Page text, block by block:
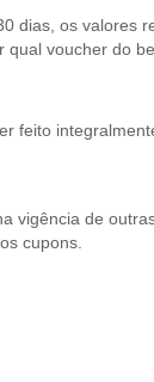
dias, os valores
voucher do
feito
vigência de
cupons.